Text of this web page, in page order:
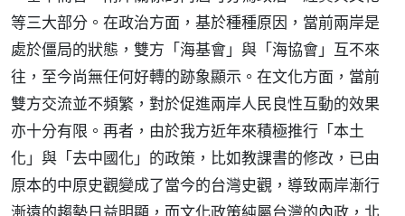
等三大部分。在政治方面，基於種種原因，當前兩岸是
處於僵局的狀態，雙方「海基會」與「海協會」互不來
往，至今尚無任何好轉的跡象顯示。在文化方面，當前
雙方交流並不頻繁，對於促進兩岸人民良性互動的效果
亦十分有限。再者，由於我方近年來積極推行「本土
化」與「去中國化」的政策，比如教課書的修改，已由
原本的中原史觀變成了當今的台灣史觀，導致兩岸漸行